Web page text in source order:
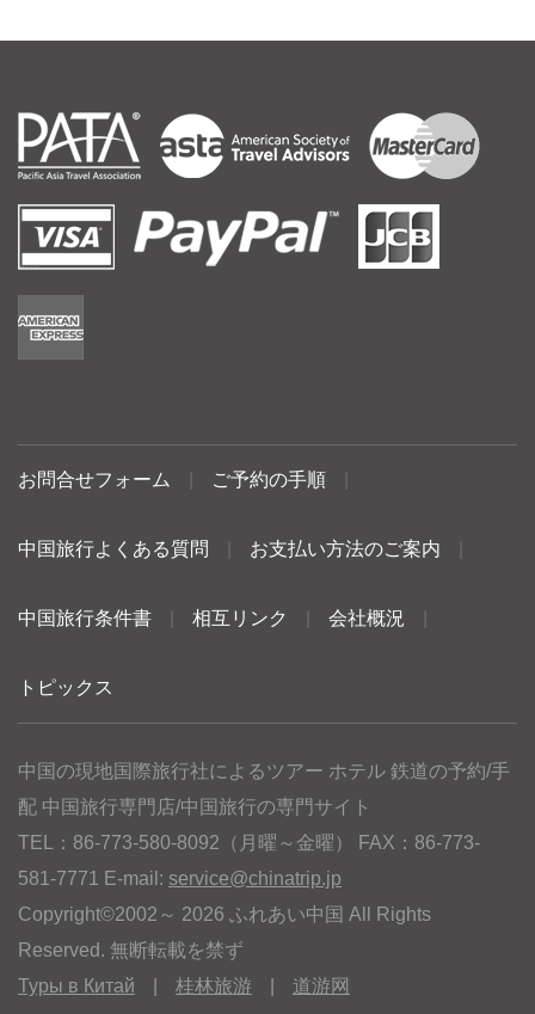
お問合せフォーム ご予約の手順
中国旅行よくある質問 お支払い方法のご案内
中国旅行条件書 相互リンク 会社概況
トピックス
中国の現地国際旅行社によるツアー ホテル 鉄道の予約/手
配 中国旅行専門店/中国旅行の専門サイト
TEL：86-773-580-8092（月曜～金曜） FAX：86-773-
581-7771 E-mail: service@chinatrip.jp
Copyright©2002～ 2026 ふれあい中国 All Rights
Reserved. 無断転載を禁ず
Туры в Китай
桂林旅游 道游网